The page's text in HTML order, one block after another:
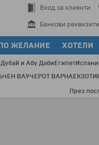
Вход за клиенти
Банкови реквизити
ЖЕЛАНИЕ ХОТЕЛИ
Дубай и Абу ДабиЕгипет
ВАУЧЕРОТ ВАРНА
През